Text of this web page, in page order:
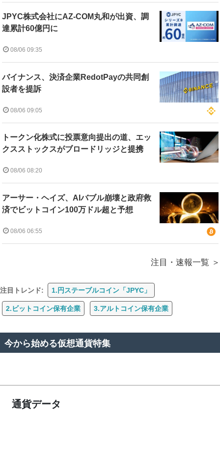
JPYC株式会社にAZ-COM丸和が出資、調
達累計60億円に
08/06 09:35
バイナンス、決済企業RedotPayの共同創
設者を提訴
08/06 09:05
トークン化株式に投票意向提出の道、エッ
クスストックスがブロードリッジと提携
08/06 08:20
アーサー・ヘイズ、AIバブル崩壊と政府救
済でビットコイン100万ドル超と予想
08/06 06:55
注目・速報一覧
注目トレンド: 1.円ステーブルコイン「JPYC」
2.ビットコイン保有企業 3.アルトコイン保有企業
今から始める仮想通貨特集
通貨データ